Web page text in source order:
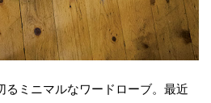
ミニマルなワードローブ。最近